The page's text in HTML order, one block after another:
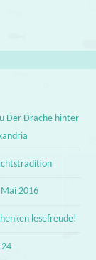
Der Drache hinter
2016
lesefreude!
24